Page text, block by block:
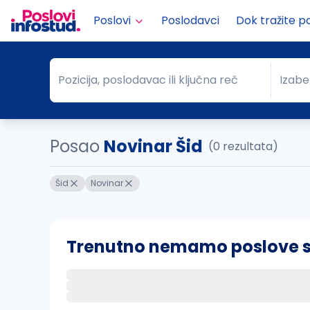
Poslovi Poslodavci Dok tražite
Pozicija, poslodavac ili ključna reč
Pozicija, poslodavac ili ključna reč Grad
Posao Novinar Šid (0 rezultata)
Šid Novinar
Trenutno nemamo poslove